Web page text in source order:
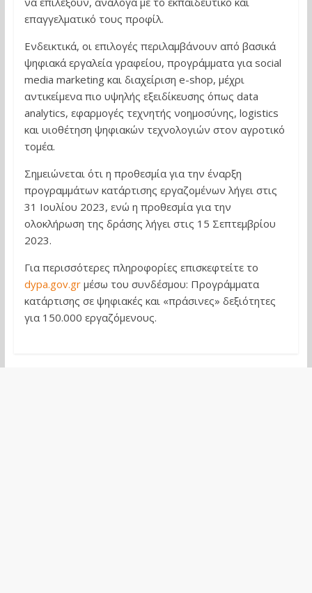
επαγγελματικό τους προφίλ.
Ενδεικτικά, οι επιλογές περιλαμβάνουν από βασικά
ψηφιακά εργαλεία γραφείου, προγράμματα για social
media marketing και διαχείριση e-shop, μέχρι
αντικείμενα πιο υψηλής εξειδίκευσης όπως data
analytics, εφαρμογές τεχνητής νοημοσύνης, logistics
και υιοθέτηση ψηφιακών τεχνολογιών στον αγροτικό
τομέα.
Σημειώνεται ότι η προθεσμία για την έναρξη
προγραμμάτων κατάρτισης εργαζομένων λήγει στις
31 Ιουλίου 2023, ενώ η προθεσμία για την
ολοκλήρωση της δράσης λήγει στις 15 Σεπτεμβρίου
2023.
Για περισσότερες πληροφορίες επισκεφτείτε το
dypa.gov.grμέσω του συνδέσμου: Προγράμματα
κατάρτισης σε ψηφιακές και «πράσινες» δεξιότητες
για 150.000 εργαζόμενους.